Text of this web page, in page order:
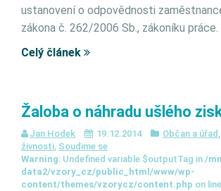
ustanovení o odpovědnosti
zákona č. 262/2006 Sb., zákoníku práce.
Celý článek
Žaloba o náhradu ušlého
Jan Hodek 19.12.2014 Občan a úřad ,
živnosti, Soudime se
Warning: Undefined variable $outputTag in /
data2/vzory_cz/public_html/www/wp-
content/themes/vzorycz/content.php on line